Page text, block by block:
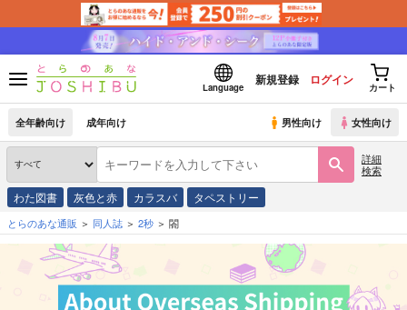
Language
新規登録 ログイン
カート
全年齢向け 成年向け 男性向け 女性向け
詳細
検索
わた図書 灰色と赤 カラスバ タペストリー
とらのあな通販 同人誌 2秒 閤